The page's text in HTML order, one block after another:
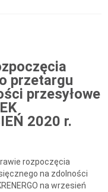
przetargu
przesyłowe
2020 r.
rozpoczęcia
na zdolności
na wrzesień